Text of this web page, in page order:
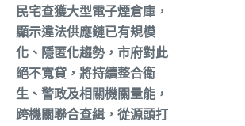
民宅查獲大型電子煙倉庫，
顯示違法供應鏈已有規模
化、隱匿化趨勢，市府對此
絕不寬貸，將持續整合衛
生、警政及相關機關量能，
跨機關聯合查緝，從源頭打